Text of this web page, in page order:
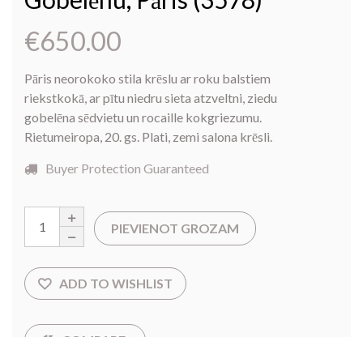
€650.00
Pāris neorokoko stila krēslu ar roku balstiem
riekstkokā, ar pītu niedru sieta atzveltni, ziedu
gobelēna sēdvietu un rocaille kokgriezumu.
Rietumeiropa, 20. gs. Plati, zemi salona krēsli.
Buyer Protection Guaranteed
PIEVIENOT GROZAM